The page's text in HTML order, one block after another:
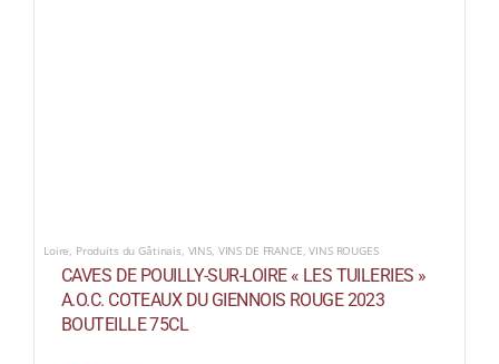
Loire, Produits du Gâtinais, VINS, VINS DE FRANCE,VINS ROUGES
CAVES DE POUILLY-SUR-LOIRE « LES TUILERIES »
A.O.C. COTEAUX DU GIENNOIS ROUGE 2023
BOUTEILLE 75CL